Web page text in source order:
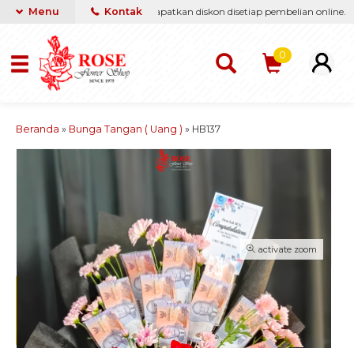
yang terbaik & termurah, dapatkan diskon disetiap pembelian online.
Menu Kontak
0
Beranda » Bunga Tangan ( Uang ) » HB137
activate zoom